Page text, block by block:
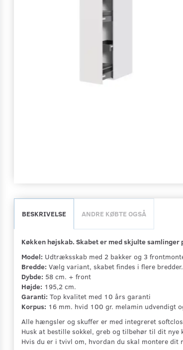
BESKRIVELSE ANDRE KØBTE OGSÅ
Køkken højskab. Skabet er med skjulte
Model: Udtræksskab med 2 bakker og 3
Bredde: Vælg variant, skabet findes i flere bredder.
Dybde: 58 cm. + front
Højde: 195,2 cm.
Garanti: Top kvalitet med 10 års garanti
Korpus: 16 mm. hvid 100 gr. melamin udvendigt
Alle hængsler og skuffer er med integreret
Husk at bestille sokkel, greb og tilbehør til dit nye
Hvis du er i tvivl om, hvordan du skal montere dit